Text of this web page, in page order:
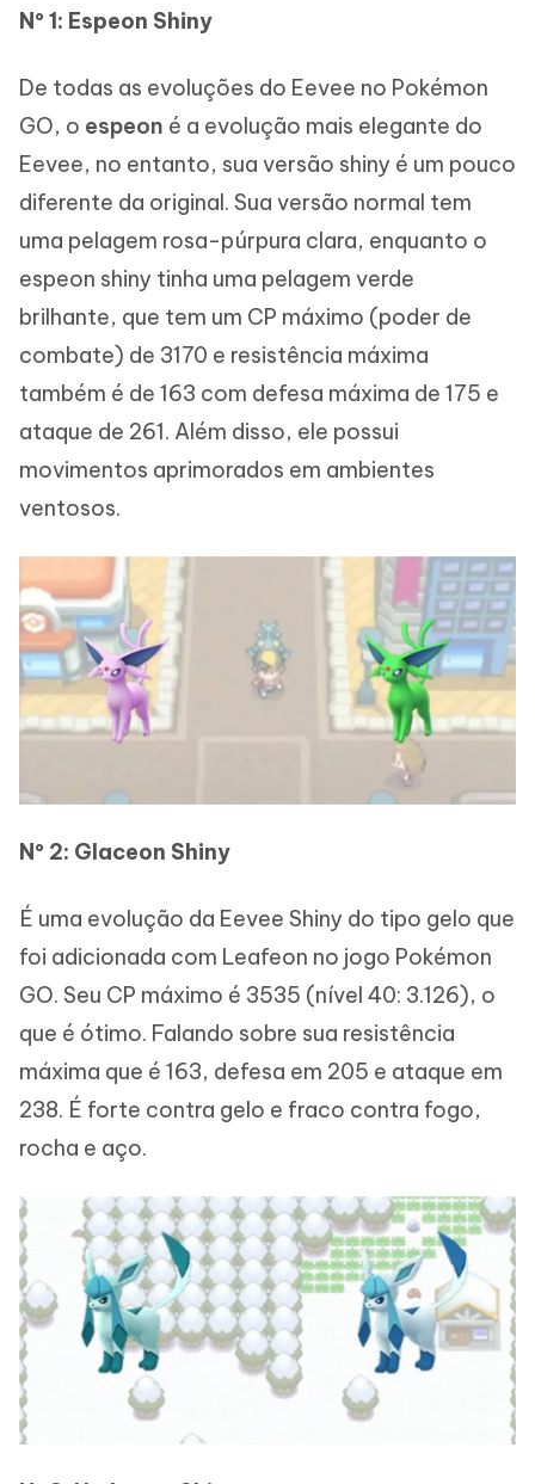
Nº 1: Espeon Shiny
De todas as evoluções do Eevee no Pokémon
GO, o espeon é a evolução mais elegante do
Eevee, no entanto, sua versão shiny é um pouco
diferente da original. Sua versão normal tem
uma pelagem rosa-púrpura clara, enquanto o
espeon shiny tinha uma pelagem verde
brilhante, que tem um CP máximo (poder de
combate) de 3170 e resistência máxima
também é de 163 com defesa máxima de 175 e
ataque de 261. Além disso, ele possui
movimentos aprimorados em ambientes
ventosos.
Nº 2: Glaceon Shiny
É uma evolução da Eevee Shiny do tipo gelo que
foi adicionada com Leafeon no jogo Pokémon
GO. Seu CP máximo é 3535 (nível 40: 3.126), o
que é ótimo. Falando sobre sua resistência
máxima que é 163, defesa em 205 e ataque em
238. É forte contra gelo e fraco contra fogo,
rocha e aço.